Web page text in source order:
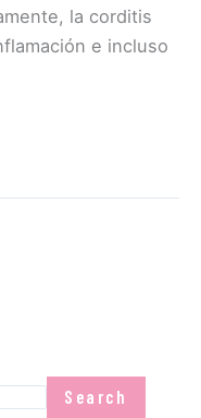
Search
la corditis
e incluso